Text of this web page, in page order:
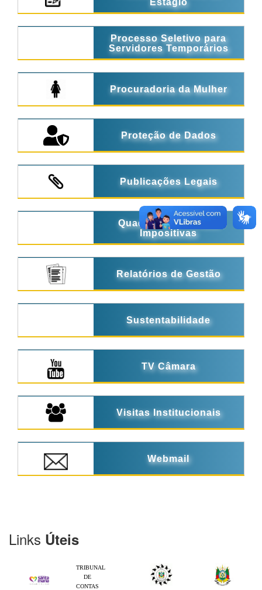
Processo Seletivo para
Servidores Temporários
Procuradoria da Mulher
Proteção de Dados
Publicações Legais
Quadro de Emendas
Impositivas
Relatórios de Gestão
Sustentabilidade
TV Câmara
Visitas Institucionais
Webmail
Links Úteis
TRIBUNAL
DE
CONTAS